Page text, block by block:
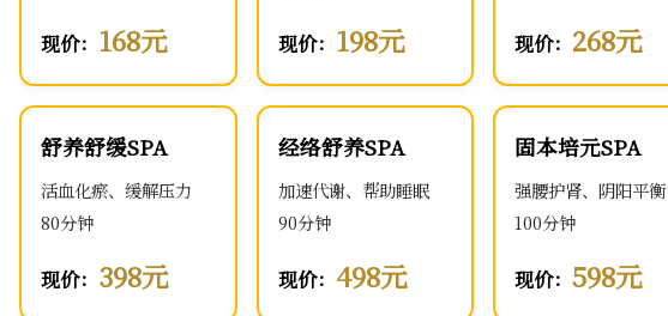
现价： 168元 现价： 198元 现价： 268元
舒养舒缓SPA
活血化瘀、缓解压力
80分钟
现价： 398元
经络舒养SPA
加速代谢、帮助睡眠
90分钟
现价： 498元
固本培元SPA
强腰护肾、阴阳平衡
100分钟
现价：598元